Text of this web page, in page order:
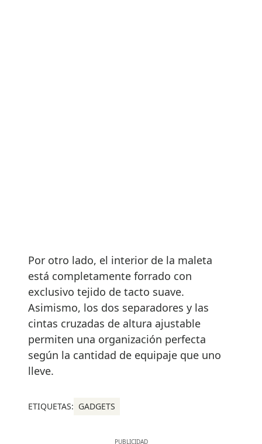
Por otro lado, el interior de la maleta
está completamente forrado con
exclusivo tejido de tacto suave.
Asimismo, los dos separadores y las
cintas cruzadas de altura ajustable
permiten una organización perfecta
según la cantidad de equipaje que uno
lleve.
ETIQUETAS: GADGETS